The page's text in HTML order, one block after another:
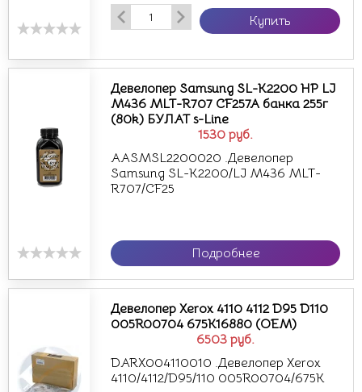
Купить
1530 руб.
Девелопер Samsung SL-K2200 HP LJ
M436 MLT-R707 CF257A банка 255г
(80k) БУЛАТ s-Line
AASMSL2200020 .Девелопер
Samsung SL-K2200/LJ M436 MLT-
R707/CF25
Подробнее
6503 руб.
Девелопер Xerox 4110 4112 D95 D110
005R00704 675K16880 (OEM)
DARX004110010 .Девелопер Xerox
4110/4112/D95/110 005R00704/675K